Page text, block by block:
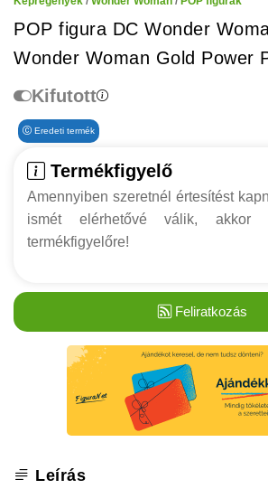
POP figura DC Wonder
Wonder Woman Gold Power
Kifutott
Eredeti termék
Termékfigyelő
Amennyiben szeretnél értesítést
ismét elérhetővé válik,
termékfigyelőre!
Feliratkozás
Leírás